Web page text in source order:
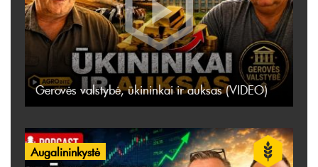
Gerovės valstybė, ūkininkai ir auksas (VIDEO)
Augalininkystė